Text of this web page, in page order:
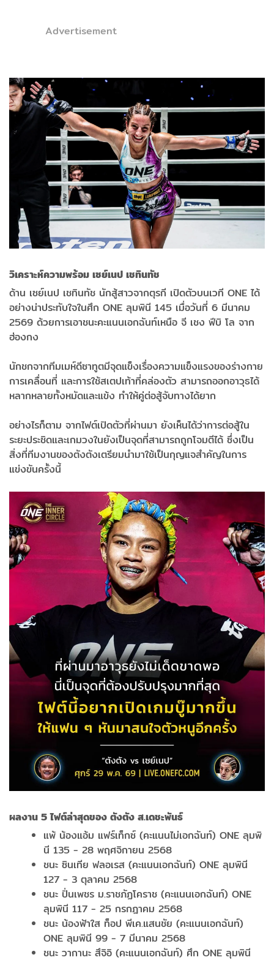
Advertisement
วิเคราะห์ความพร้อม เซย์เนป เชทินทัช
ด้าน เซย์เนป เชทินทัช นักสู้สาวจากตุรกี เปิดตัวบนเวที ONE ได้
อย่างน่าประทับใจในศึก ONE ลุมพินี 145 เมื่อวันที่ 6 มีนาคม
2569 ด้วยการเอาชนะคะแนนเอกฉันท์เหนือ จี เชง ฟีบิ โล จาก
ฮ่องกง
นักชกจากทีมเมห์ดีซาทูตมีจุดแข็งเรื่องความแข็งแรงของร่างกาย
การเคลื่อนที่ และการใช้สเตปเท้าที่คล่องตัว สามารถออกอาวุธได้
หลากหลายทั้งหมัดและแข้ง ทำให้คู่ต่อสู้จับทางได้ยาก
อย่างไรก็ตาม จากไฟต์เปิดตัวที่ผ่านมา ยังเห็นได้ว่าการต่อสู้ใน
ระยะประชิดและเกมวงในยังเป็นจุดที่สามารถถูกโจมตีได้ ซึ่งเป็น
สิ่งที่ทีมงานของตังตังเตรียมนำมาใช้เป็นกุญแจสำคัญในการ
แข่งขันครั้งนี้
ผลงาน 5ไฟต์ล่าสุดของ ตังตัง ส.เดชะพันธ์
แพ้ น้องแอ้ม แฟร์เท็กซ์ (คะแนนไม่เอกฉันท์) ONE ลุมพิ
นี 135 - 28 พฤศจิกายน 2568
ชนะ ซินเทีย ฟลอเรส (คะแนนเอกฉันท์) ONE ลุมพินี
127 - 3 ตุลาคม 2568
ชนะ ปิ่นเพชร ม.ราชภัฏโคราช (คะแนนเอกฉันท์) ONE
ลุมพินี 117 - 25 กรกฎาคม 2568
ชนะ น้องฟ้าใส ท็อป พีเค.แสนชัย (คะแนนเอกฉันท์)
ONE ลุมพินี 99 - 7 มีนาคม 2568
ชนะ วากานะ สึจิอิ (คะแนนเอกฉันท์) ศึก ONE ลุมพินี